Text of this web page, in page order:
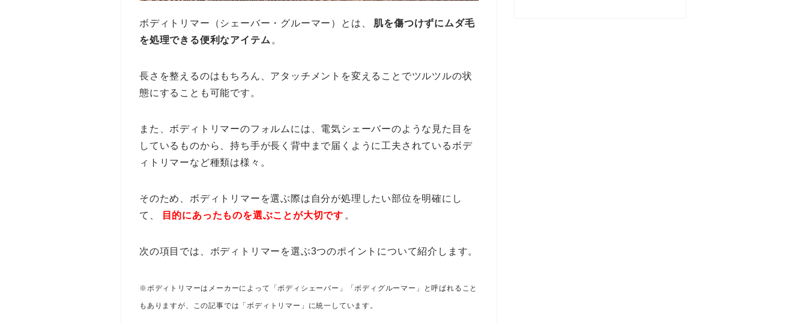
ボディトリマー（シェーバー・グルーマー）とは、
肌を傷つけずにムダ毛
を処理できる便利なアイテム 。
長さを整えるのはもちろん、アタッチメントを変えることでツルツルの状
態にすることも可能です。
また、ボディトリマーのフォルムには、電気シェーバーのような見た目を
しているものから、持ち手が長く背中まで届くように工夫されているボデ
ィトリマーなど種類は様々。
そのため、ボディトリマーを選ぶ際は自分が処理したい部位を明確にし
て、
目的にあったものを選ぶことが大切です 。
次の項目では、ボディトリマーを選ぶ3つのポイントについて紹介します。
※ボディトリマーはメーカーによって「ボディシェーバー」「ボディグルーマー」と呼ばれること
もありますが、この記事では「ボディトリマー」に統一しています。